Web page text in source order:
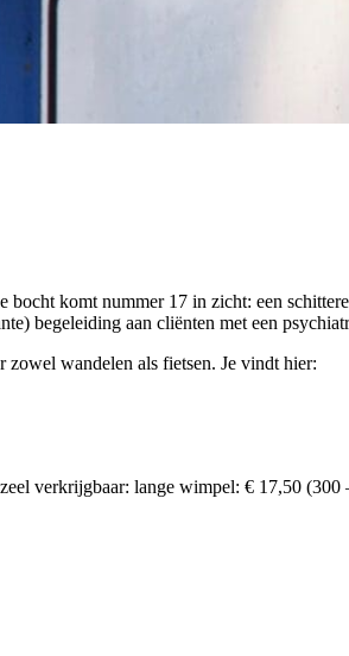
komt nummer 17 in zicht: een
begeleiding aan cliënten met een
wandelen als fietsen. Je vindt hier:
verkrijgbaar: lange wimpel: € 17,50